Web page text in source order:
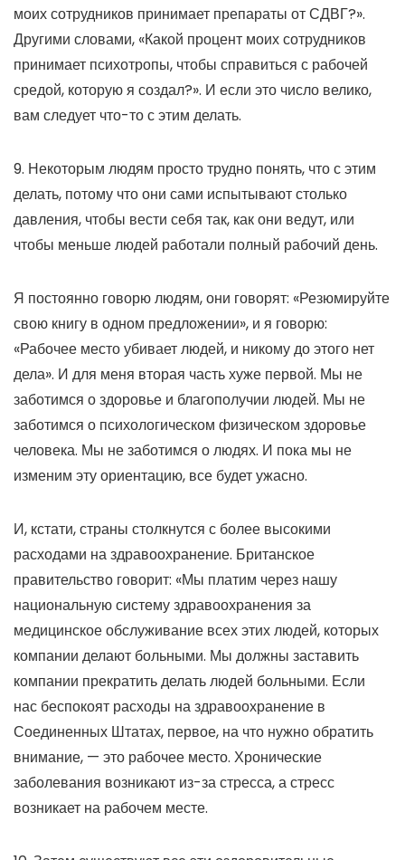
моих сотрудников принимает препараты от СДВГ?».
Другими словами, «Какой процент моих сотрудников
принимает психотропы, чтобы справиться с рабочей
средой, которую я создал?». И если это число велико,
вам следует что-то с этим делать.
9. Некоторым людям просто трудно понять, что с этим
делать, потому что они сами испытывают столько
давления, чтобы вести себя так, как они ведут, или
чтобы меньше людей работали полный рабочий день.
Я постоянно говорю людям, они говорят: «Резюмируйте
свою книгу в одном предложении», и я говорю:
«Рабочее место убивает людей, и никому до этого нет
дела». И для меня вторая часть хуже первой. Мы не
заботимся о здоровье и благополучии людей. Мы не
заботимся о психологическом физическом здоровье
человека. Мы не заботимся о людях. И пока мы не
изменим эту ориентацию, все будет ужасно.
И, кстати, страны столкнутся с более высокими
расходами на здравоохранение. Британское
правительство говорит: «Мы платим через нашу
национальную систему здравоохранения за
медицинское обслуживание всех этих людей, которых
компании делают больными. Мы должны заставить
компании прекратить делать людей больными. Если
нас беспокоят расходы на здравоохранение в
Соединенных Штатах, первое, на что нужно обратить
внимание, — это рабочее место. Хронические
заболевания возникают из-за стресса, а стресс
возникает на рабочем месте.